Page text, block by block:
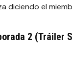
diciendo el
2 (Tráiler